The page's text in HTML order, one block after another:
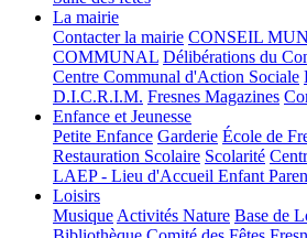
La mairie
Contacter la mairie CONSEIL
COMMUNAL Délibérations du
Centre Communal d'Action Sociale
D.I.C.R.I.M. Fresnes Magazines
Enfance et Jeunesse
Petite Enfance Garderie École de
Restauration Scolaire Scolarité
LAEP - Lieu d'Accueil Enfant
Loisirs
MusiqueActivités Nature Base de